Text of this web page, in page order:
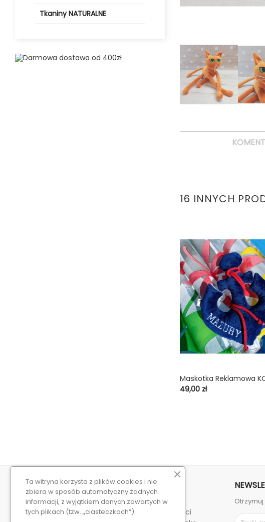
Tkaniny NATURALNE
16 INNYCH
Maskotka Reklamowa
Cena
49,00 zł
shopping_cart 
KONTAKT Z NAMI
Niebieska Ryba
12-120 Dźwierzuty
Polska
O NAS
Regulamin
Wysyłka i płatności
Ta witryna korzysta z plików cookies i nie
zbiera w sposób automatyczny żadnych
informacji, z wyjątkiem danych zawartych w
tych plikach (tzw. „ciasteczkach”).